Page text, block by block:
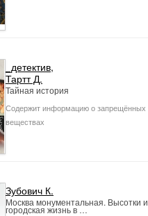
_детектив,
Тартт Д.
Тайная история
Содержит информацию о запрещённых
веществах
Зубович К.
Москва монументальная. Высотки и
городская жизнь в …